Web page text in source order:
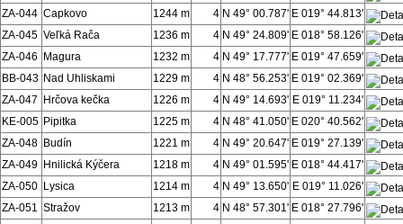
ZA-044 Capkovo 1244 m 4 N 49° 00.787' E 019° 44.813'
ZA-045 Veľká Rača 1236 m 4 N 49° 24.809' E 018° 58.126'
ZA-046
Magura 1232 m 4 N 49° 17.777' E 019° 47.659'
BB-043 Nad Uhliskami 1229 m 4 N 48° 56.253' E 019° 02.369'
ZA-047
Hrčova kečka 1226 m 4 N 49° 14.693' E 019° 11.234'
KE-005 Pipitka 1225 m 4 N 48° 41.050' E 020° 40.562'
ZA-048 Budín 1221 m 4 N 49° 20.647' E 019° 27.139'
ZA-049 Hnilická Kýčera 1218 m 4 N 49° 01.595' E 018° 44.417'
ZA-050 Lysica 1214 m 4 N 49° 13.650' E 019° 11.026'
ZA-051 Stražov 1213 m 4 N 48° 57.301' E 018° 27.796'